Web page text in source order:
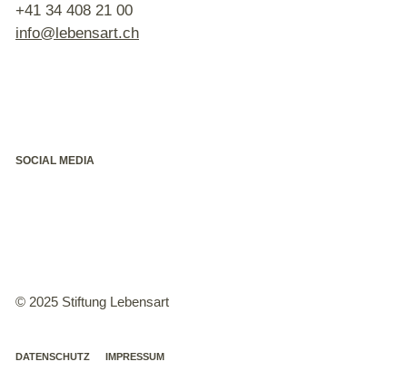
+41 34 408 21 00
nf
l b ns rt ch
SOCIAL MEDIA
© 2025 Stiftung Lebensart
DATENSCHUTZ IMPRESSUM